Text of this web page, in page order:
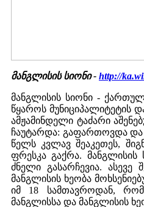
მანგლისის სიონი - http://
მანგლისის სიონი -
წყაროს მუნიციპალიტეტის
ამჟამინდელი ტაძარი
ჩაუტარდა: გაფართოვდა და
წელს კვლავ შეაკეთეს,
ფრესკა გაქრა.
ძნელი გასარჩევია.
მანგლისის ხეობა
იმ 18 სამთავროდან,
მანგლისსა და მანგლისის